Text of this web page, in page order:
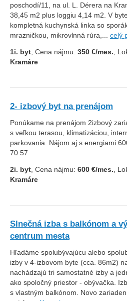
poschodí/11, na ul. L. Dérera na
38,45 m2 plus loggiu 4,14 m2. V
kompletná kuchynská linka so
mrazničkou, mikrovlnná rúra,... celý
1i. byt, Cena nájmu: 350 €/mes.,
Kramáre
2- izbový byt na prenájom
Ponúkame na prenájom 2izbový
s veľkou terasou, klimatizáciou,
parkovania. Nájom aj s energiami
70 57
2i. byt, Cena nájmu: 600 €/mes.,
Kramáre
Slnečná izba s balkónom a
centrum mesta
Hľadáme spolubývajúcu alebo
izby v 4-izbovom byte (cca. 86m2)
nachádzajú tri samostatné izby a
ako spoločný priestor - obývačka.
s vlastným balkónom. Novo